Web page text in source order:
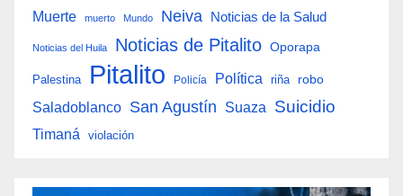
Muerte muerto Mundo Neiva Noticias de la Salud
Noticias del Huila Noticias de Pitalito Oporapa
Palestina Pitalito Policía Política riña robo
Saladoblanco San Agustín Suaza Suicidio
Timaná violación